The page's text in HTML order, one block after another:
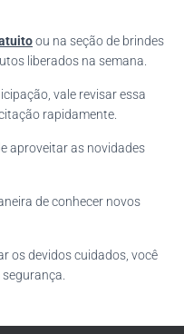
ou na seção de brindes
liberados na semana.
vale revisar essa
rapidamente.
aproveitar as novidades
de conhecer novos
os devidos cuidados, você